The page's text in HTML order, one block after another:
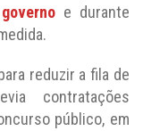
e durante
reduzir a fila de
contratações
público, em